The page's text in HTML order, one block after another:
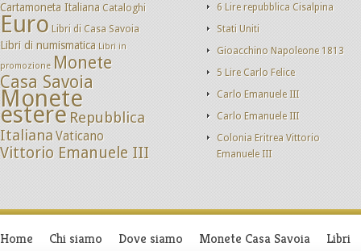
Cartamoneta Italiana Cataloghi
Euro Libri di Casa Savoia
Libri di numismatica Libri in
promozione Monete
Casa Savoia
Monete
estere Repubblica
ItalianaVaticano
Vittorio Emanuele III
6 Lire repubblica Cisalpina
Stati Uniti
Gioacchino Napoleone 1813
5 Lire Carlo Felice
Carlo Emanuele III
Carlo Emanuele III
Colonia Eritrea Vittorio
Emanuele III
Home Chi siamo Dove siamo Monete Casa Savoia Libri